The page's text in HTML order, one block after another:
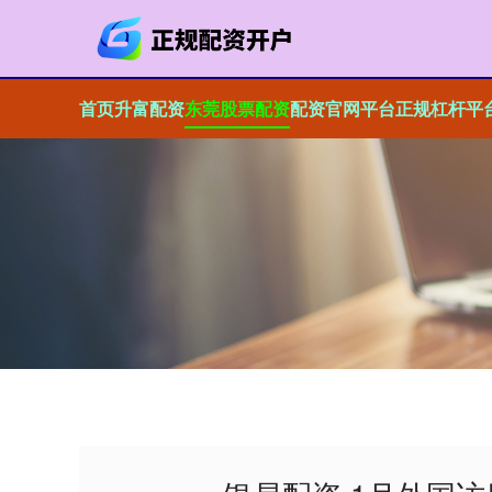
首页升富配资东莞股票配资配资官网平台正规杠杆平